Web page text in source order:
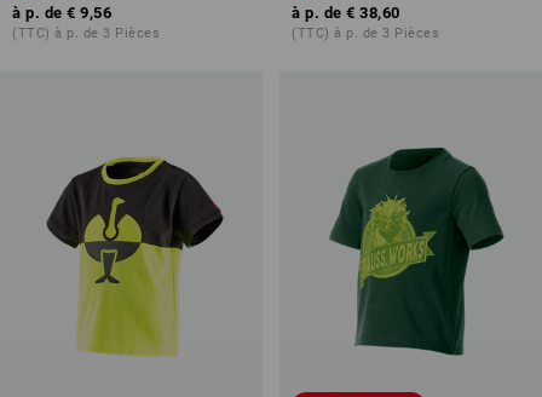
à p. de € 9,56
(TTC) à p. de 3 Pièces
à p. de € 38,60
(TTC) à p. de 3 Pièces